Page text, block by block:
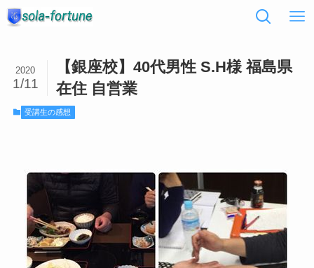
【銀座校】40代男性 S.H様 福島県
在住 自営業
2020
1/11
受講生の感想